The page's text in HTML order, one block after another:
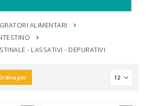
ALIMENTARI
- LASSATIVI - DEPURATIVI
per